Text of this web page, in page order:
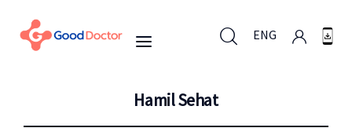
ENG
Hamil Sehat